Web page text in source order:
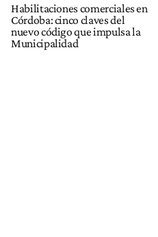
Habilitaciones comerciales en
Córdoba: cinco claves del
nuevo código que impulsa la
Municipalidad